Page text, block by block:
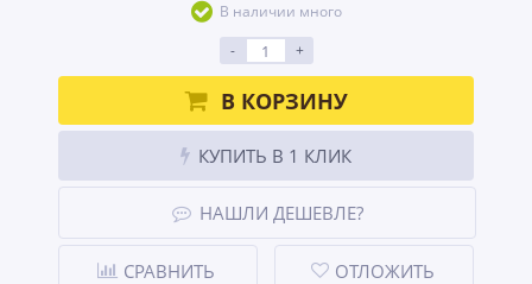
В наличии много
-
+
В КОРЗИНУ
КУПИТЬ В 1 КЛИК
НАШЛИ ДЕШЕВЛЕ?
СРАВНИТЬ ОТЛОЖИТЬ